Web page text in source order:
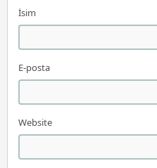
İsim
E-posta
Website